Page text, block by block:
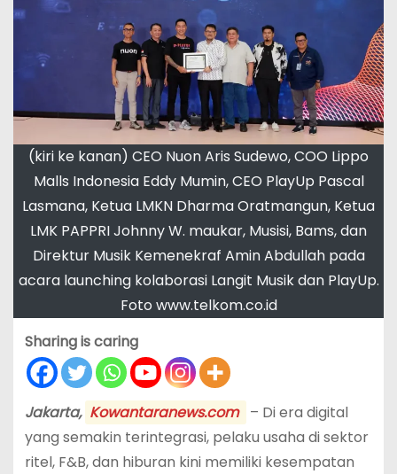
(kiri ke kanan) CEO Nuon Aris Sudewo, COO Lippo
Malls Indonesia Eddy Mumin, CEO PlayUp Pascal
Lasmana, Ketua LMKN Dharma Oratmangun, Ketua
LMK PAPPRI Johnny W. maukar, Musisi, Bams, dan
Direktur Musik Kemenekraf Amin Abdullah pada
acara launching kolaborasi Langit Musik dan PlayUp.
Foto www.telkom.co.id
Sharing is caring
Jakarta, Kowantaranews.com
– Di era digital
yang semakin terintegrasi, pelaku usaha di sektor
ritel, F&B, dan hiburan kini memiliki kesempatan